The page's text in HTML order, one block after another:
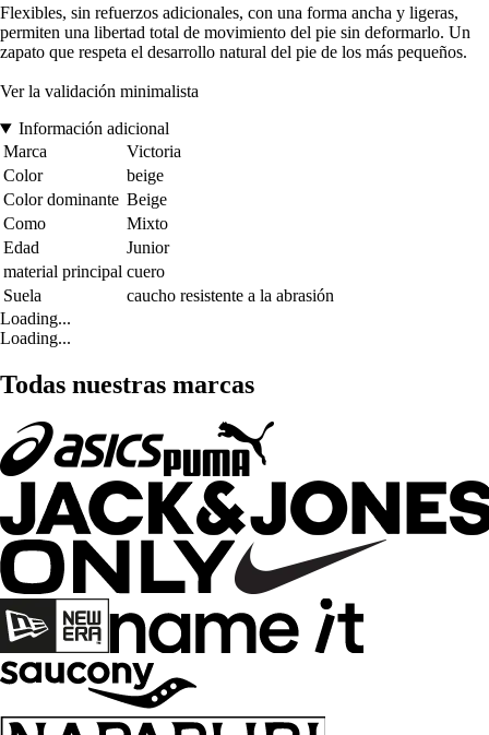
Flexibles, sin refuerzos adicionales, con una forma ancha y ligeras,
permiten una libertad total de movimiento del pie sin deformarlo. Un
zapato que respeta el desarrollo natural del pie de los más pequeños.
Ver la validación minimalista
Información adicional
Marca
Victoria
Color
beige
Color dominante Beige
Como
Mixto
Edad
Junior
material principal cuero
Suela
caucho resistente a la abrasión
Loading...
Loading...
Todas nuestras marcas